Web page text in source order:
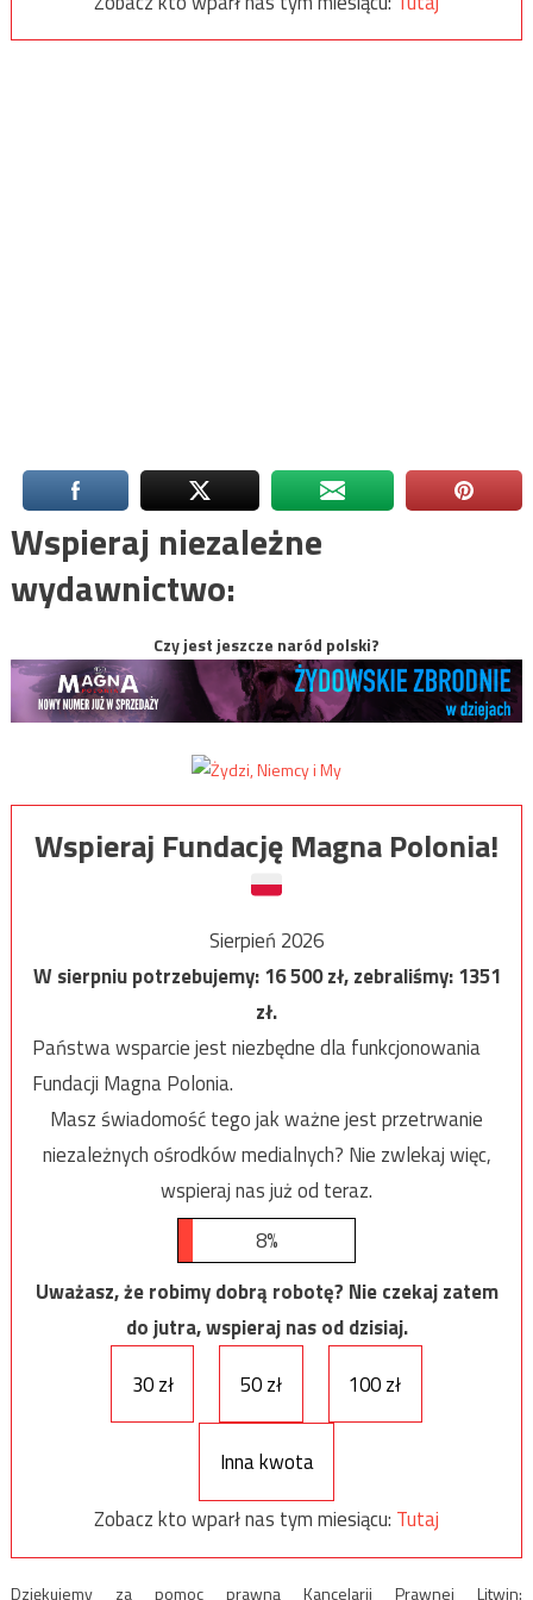
Wspieraj niezależne
wydawnictwo:
Czy jest jeszcze naród polski?
Wspieraj Fundację Magna Polonia!
Sierpień 2026
W sierpniu potrzebujemy:16 500zł, zebraliśmy:1351
zł.
Państwa wsparcie jest niezbędne dla funkcjonowania
Fundacji Magna Polonia.
Masz świadomość tego jak ważne jest przetrwanie
niezależnych ośrodków medialnych? Nie zwlekaj więc,
wspieraj nas już od teraz.
8%
Uważasz, że robimy dobrą robotę? Nie czekaj zatem
do jutra, wspieraj nas od dzisiaj.
30 zł
50 zł 100 zł
Inna kwota
Zobacz kto wparł nas tym miesiącu: Tutaj
Dziękujemy za pomoc prawną Kancelarii Prawnej Litwin: